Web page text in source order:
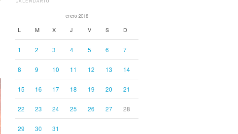
enero 2018
L M X J V S D
1 2 3 4 5 6 7
8 9 10 11 12 13 14
15 16 17 18 19 20 21
22 23 24 25 26 27 28
29 30 31